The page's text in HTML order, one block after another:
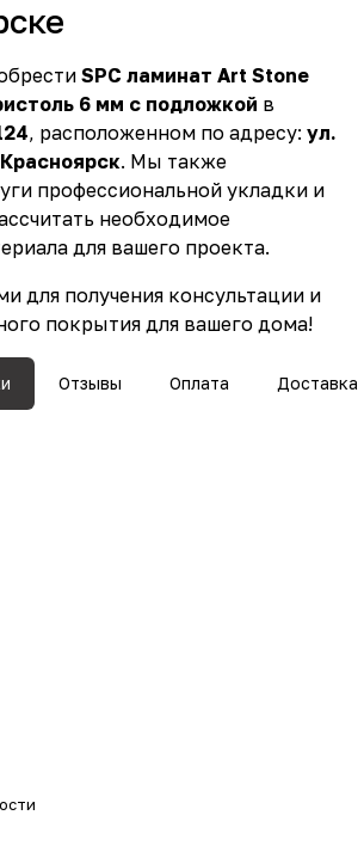
SPC ламинат Art Stone
6 мм с подложкой в
, расположенном по адресу: ул.
. Мы также
профессиональной укладки и
необходимое
для вашего проекта.
для получения консультации и
покрытия для вашего дома!
Отзывы Оплата Доставка